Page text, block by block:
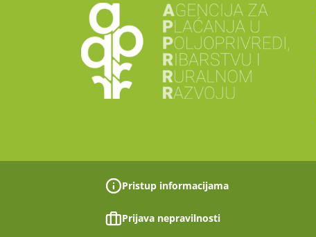
Pristup informacijama
Prijava nepravilnosti